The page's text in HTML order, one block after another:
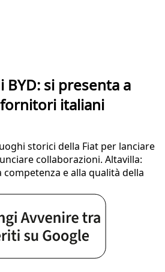
BYD: si presenta a
italiani
storici della Fiat per lanciare
collaborazioni. Altavilla:
e alla qualità della